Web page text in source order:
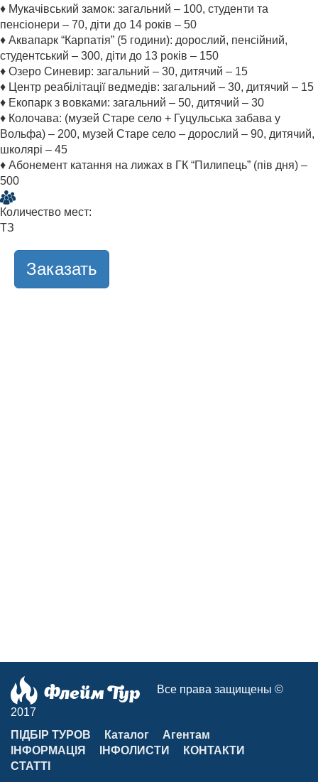
♦ Мукачівський замок: загальний – 100, студенти та
пенсіонери – 70, діти до 14 років – 50
♦ Аквапарк “Карпатія” (5 години): дорослий, пенсійний,
студентський – 300, діти до 13 років – 150
♦ Озеро Синевир: загальний – 30, дитячий – 15
♦ Центр реабілітації ведмедів: загальний – 30, дитячий – 15
♦ Екопарк з вовками: загальний – 50, дитячий – 30
♦ Колочава: (музей Старе село + Гуцульська забава у
Вольфа) – 200, музей Старе село – дорослий – 90, дитячий,
школярі – 45
♦ Абонемент катання на лижах в ГК “Пилипець” (пів дня) –
500
Количество мест:
ТЗ
Заказать
Все права защищены ©
2017
ПІДБІР ТУРОВ
Каталог
Агентам
ІНФОРМАЦІЯ
ІНФОЛИСТИ
КОНТАКТИ
СТАТТІ